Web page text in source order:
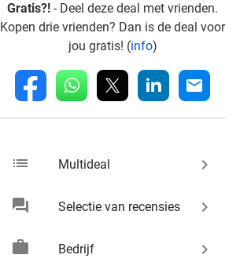
Gratis?! - Deel deze deal met vrienden.
Kopen drie vrienden? Dan is de deal voor
jou gratis! (info)
fb whatsapp linkedin mail
list Multideal keyboard_arrow_right
chat Selectie van recensies keyboard_arrow_right
work Bedrijf keyboard_arrow_right